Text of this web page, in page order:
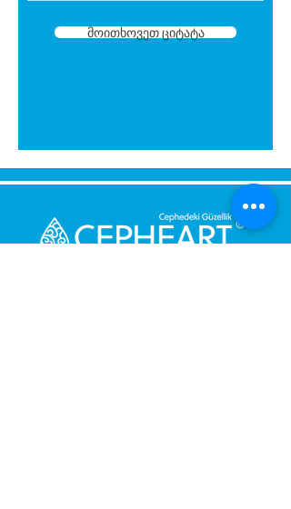
მოითხოვეთ ციტატა